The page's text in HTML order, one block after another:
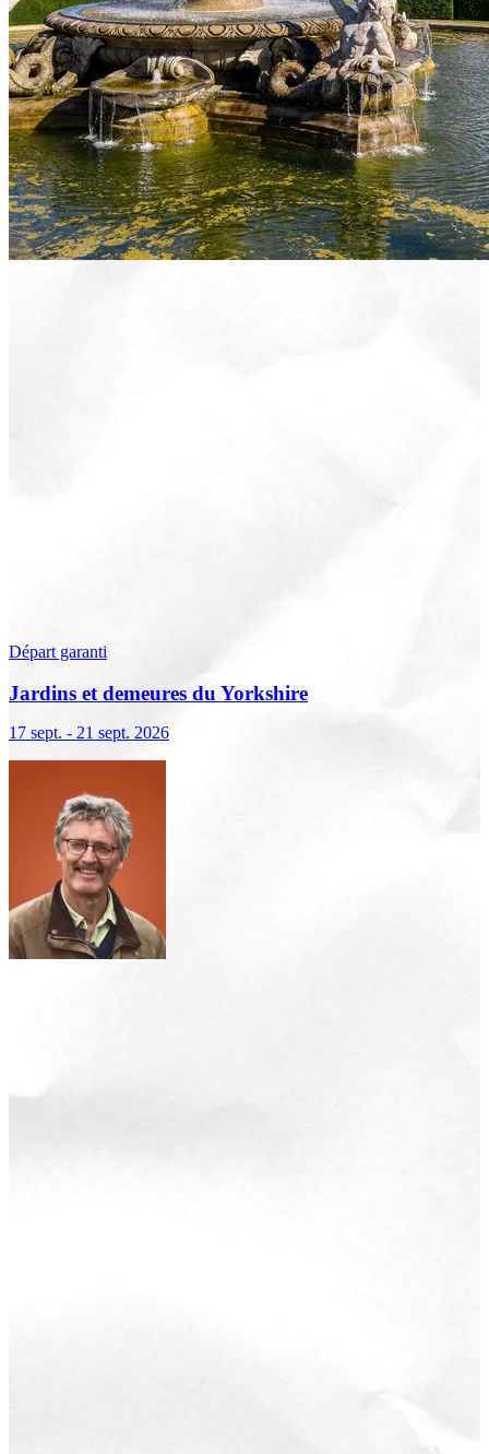
Départ garanti
Jardins et demeures du Yorkshire
17 sept. - 21 sept. 2026